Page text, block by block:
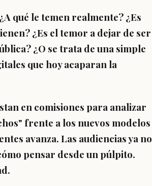
qué le temen realmente? ¿Es
¿Es el temor a dejar de ser
¿O se trata de una simple
que hoy acaparan la
en comisiones para analizar
frente a los nuevos modelos
avanza. Las audiencias ya no
pensar desde un púlpito.